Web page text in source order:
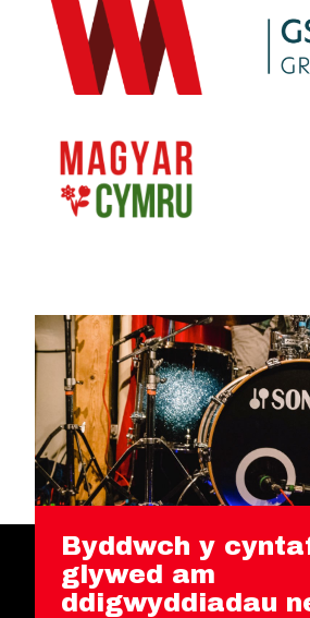
Byddwch y
glywed am
ddigwyddiadau